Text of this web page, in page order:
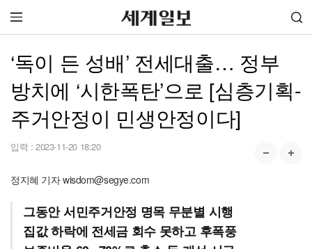
‘독이 든 성배’ 전세대출… 정부
방치에 ‘시한폭탄’으로 [심층기획-
주거안정이 민생안정이다]
입력 : 2023-11-20 18:20
정지혜 기자 wisdom@segye.com
그동안 서민주거안정 명목 무분별 시행
집값 하락에 전세금 회수 못하고 후폭풍